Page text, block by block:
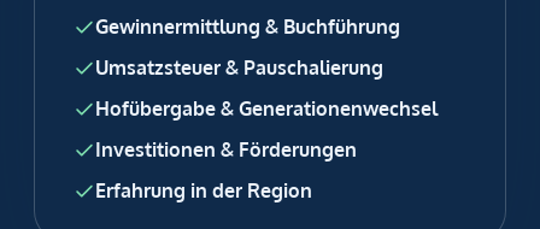
Gewinnermittlung & Buchführung
Umsatzsteuer & Pauschalierung
Hofübergabe & Generationenwechsel
Investitionen & Förderungen
Erfahrung in der Region